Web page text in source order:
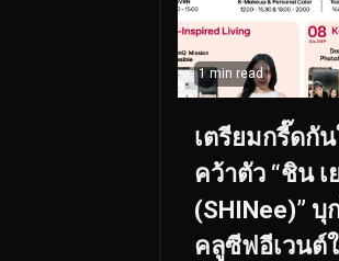
1 min read
เตรียมกรี๊ดกั
คว้าตัว “ชิน
(SHINee)” บุ
คลูซีฟอีเวนต์ใ